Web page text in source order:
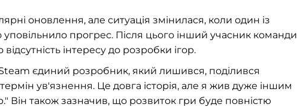
оновлення, але ситуація змінилася, коли один із
прогрес. Після цього інший учасник команди
інтересу до розробки ігор.
єдиний розробник, який лишився, поділився
ув'язнення. Це довга історія, але я жив дуже іншим
Він також зазначив, що розвиток гри буде повністю